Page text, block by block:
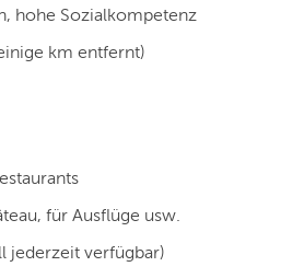
hohe Sozialkompetenz
km entfernt)
für Ausflüge usw.
jederzeit verfügbar)